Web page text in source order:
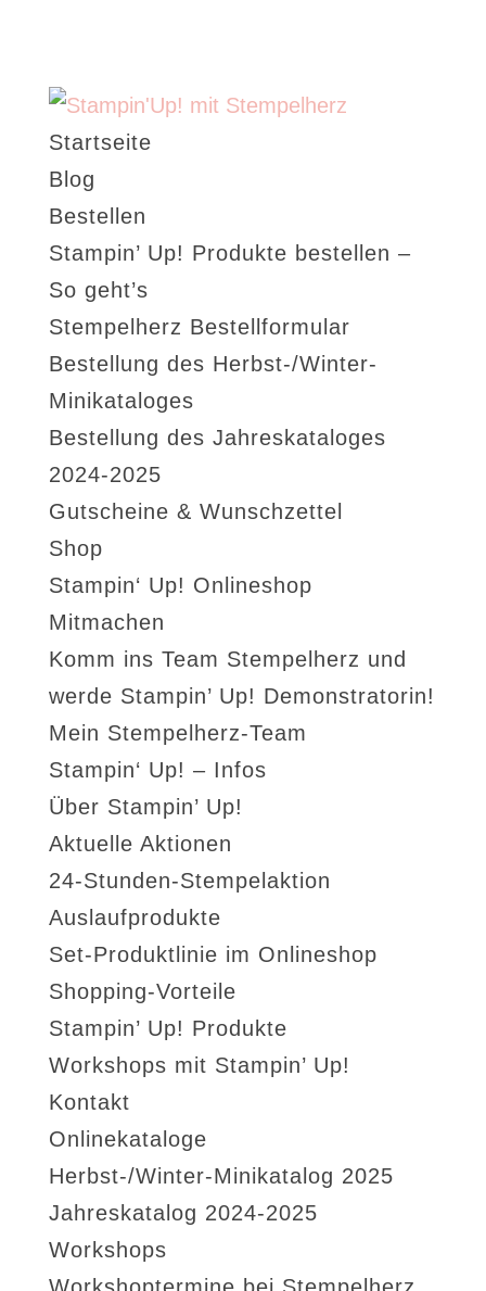
Startseite
Blog
Bestellen
Stampin’ Up! Produkte bestellen –
So geht’s
Stempelherz Bestellformular
Bestellung des Herbst-/Winter-
Minikataloges
Bestellung des Jahreskataloges
2024-2025
Gutscheine & Wunschzettel
Shop
Stampin‘ Up! Onlineshop
Mitmachen
Komm ins Team Stempelherz und
werde Stampin’ Up! Demonstratorin!
Mein Stempelherz-Team
Stampin‘ Up! – Infos
Über Stampin’ Up!
Aktuelle Aktionen
24-Stunden-Stempelaktion
Auslaufprodukte
Set-Produktlinie im Onlineshop
Shopping-Vorteile
Stampin’ Up! Produkte
Workshops mit Stampin’ Up!
Kontakt
Onlinekataloge
Herbst-/Winter-Minikatalog 2025
Jahreskatalog 2024-2025
Workshops